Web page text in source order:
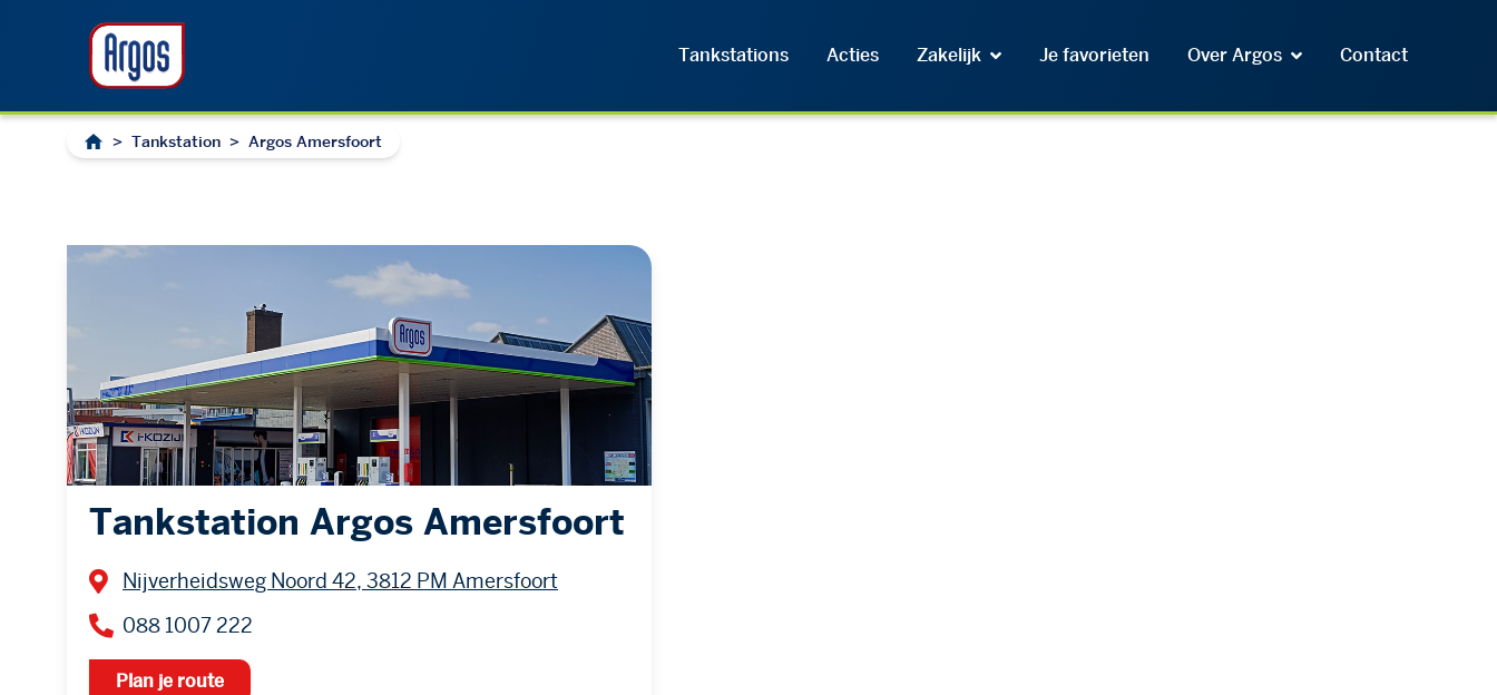
Tankstations Acties Zakelijk Je favorieten Over Argos Contact
> Tankstation > Argos Amersfoort
Tankstation Argos Amersfoort
Nijverheidsweg Noord 42, 3812 PM Amersfoort
088 1007 222
Plan je route